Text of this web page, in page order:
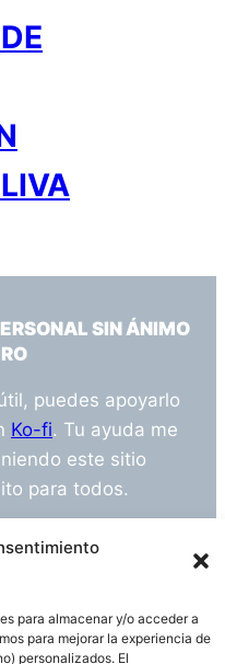
para almacenar y/o acceder a
para mejorar la experiencia de
personalizados. El
SIN ÁNIMO
puedes apoyarlo
Ko-fi. Tu ayuda me
este sitio
para todos.
Escríbeme